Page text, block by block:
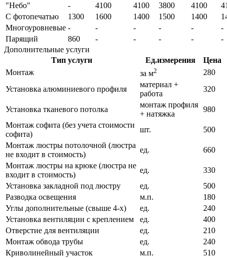
"Небо"
- 4100 4100 3800 4100
С фотопечатью
1300 1600 1400 1500 1400
Многоуровневые - - - - -
-
Парящий
860 - - - -
-
Дополнительные услуги
Тип услуги
Ед.измерения
Цена
Монтаж
за м2
280
Установка алюминиевого профиля
материал +
работа
320
Установка тканевого потолка
монтаж профиля
+ натяжка
980
Монтаж софита (без учета стоимости
софита)
шт.
500
Монтаж люстры потолочной (люстра
не входит в стоимость)
ед.
660
Монтаж люстры на крюке (люстра не
входит в стоимость)
ед.
330
Установка закладной под люстру
ед.
500
Разводка освещения
м.п.
180
Углы дополнительные (свыше 4-х)
ед.
240
Установка вентиляции с креплением
ед.
400
Отверстие для вентиляции
ед.
210
Монтаж обвода трубы
ед.
240
Криволинейный участок
м.п.
510